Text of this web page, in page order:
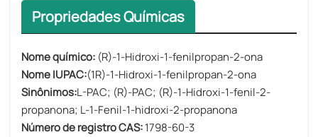
Propriedades Químicas
Nome químico:​​ (R)-1-Hidroxi-1-fenilpropan-2-ona
Nome IUPAC:(1R)-1-Hidroxi-1-fenilpropan-2-ona
Sinônimos:L-PAC; (R)-PAC; (R)-1-Hidroxi-1-fenil-2-
propanona; L-1-Fenil-1-hidroxi-2-propanona
Número de registro CAS:1798-60-3